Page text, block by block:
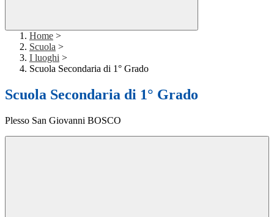
Home >
Scuola >
I luoghi >
Scuola Secondaria di 1° Grado
Scuola Secondaria di 1° Grado
Plesso San Giovanni BOSCO